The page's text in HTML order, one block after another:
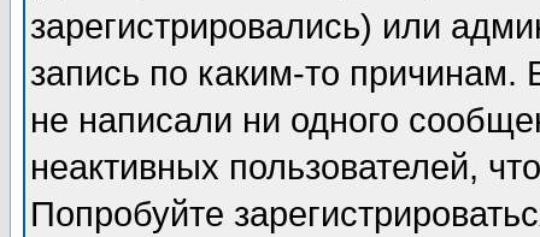
зарегистрировались) или
запись по каким-то
не написали ни одного
неактивных пользователей,
Попробуйте